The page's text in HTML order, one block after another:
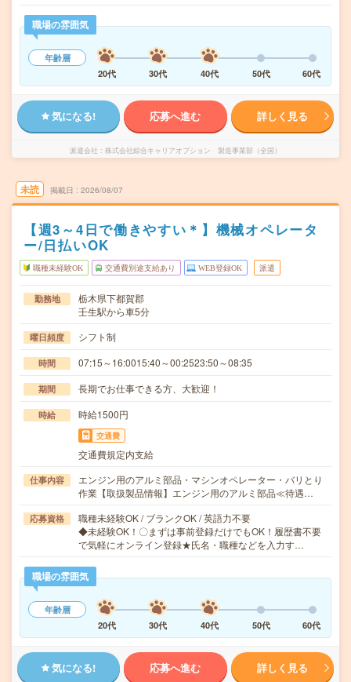
職場の雰囲気
年齢層
20代
30代 40代 50代 60代
気になる! 応募へ進む 詳しく見る
派遣会社 株式会社綜合キャリアオプション 製造事業部（全国）
未読 掲載日 2026/08/07
【週3～4日で働きやすい＊】機械オペレータ
ー/日払いOK
職種未経験OK 交通費別途支給あり WEB登録OK 派遣
勤務地
栃木県下都賀郡
壬生駅から車5分
曜日頻度 シフト制
時間 07:15～16:0015:40～00:2523:50～08:35
期間 長期でお仕事できる方、大歓迎！
時給 時給1500円
交通費
交通費規定内支給
仕事内容
エンジン用のアルミ部品・マシンオペレーター・バリとり
作業【取扱製品情報】エンジン用のアルミ部品≪待遇…
応募資格
職種未経験OK / ブランクOK / 英語力不要
◆未経験OK！〇まずは事前登録だけでもOK！履歴書不要
で気軽にオンライン登録★氏名・職種などを入力す…
職場の雰囲気
年齢層
20代
30代 40代 50代 60代
気になる! 応募へ進む 詳しく見る